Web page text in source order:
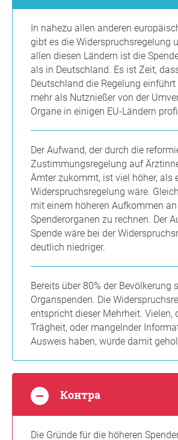
In nahezu allen anderen
gibt es die Widerspruchsregelung
allen diesen Ländern ist die
als in Deutschland. Es ist Zeit,
Deutschland die Regelung
mehr als Nutznießer von der
Organe in einigen EU-Ländern
Der Aufwand, der durch die
Zustimmungsregelung auf
Ämter zukommt, ist viel höher, als
Widerspruchsregelung wäre.
mit einem höheren Aufkommen an
Spenderorganen zu rechnen. Der
Spende wäre bei der
deutlich niedriger.
Bereits über 80% der Bevölkerung
Organspenden. Die
entspricht dieser Mehrheit. Vielen,
Trägheit, oder mangelnder
Ausweis haben, würde damit
Контра
Die Gründe für die höheren